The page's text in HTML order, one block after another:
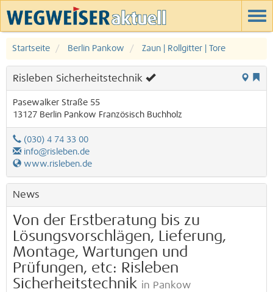
Startseite Berlin Pankow Zaun | Rollgitter | Tore
Risleben Sicherheitstechnik
Pasewalker Straße 55
13127 Berlin Pankow Französisch Buchholz
(030) 4 74 33 00
info@risleben.de
www.risleben.de
News
Von der Erstberatung bis zu
Lösungsvorschlägen, Lieferung,
Montage, Wartungen und
Prüfungen, etc: Risleben
Sicherheitstechnik in Pankow